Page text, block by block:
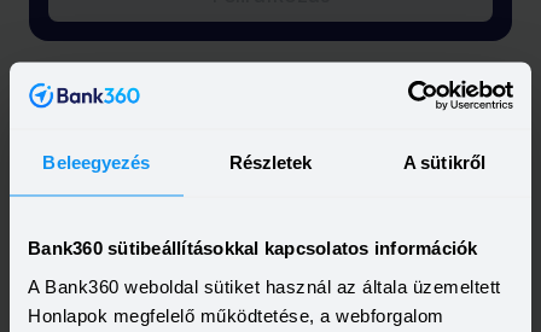
Beleegyezés Részletek A sütikről
Bank360 sütibeállításokkal kapcsolatos információk
A Bank360 weboldal sütiket használ az általa üzemeltett
Honlapok megfelelő működtetése, a webforgalom